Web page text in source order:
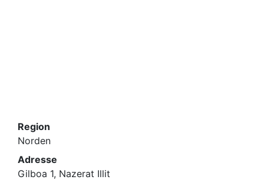
Region
Norden
Adresse
Gilboa 1, Nazerat Illit